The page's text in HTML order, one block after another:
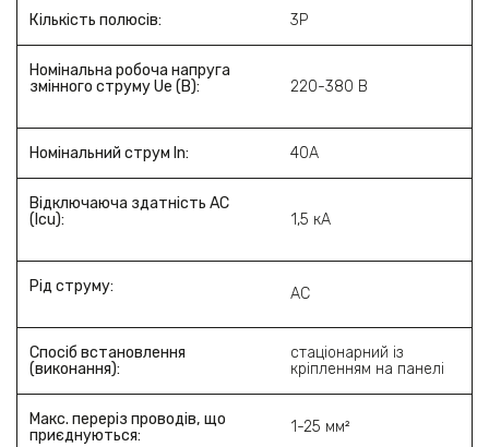
Кількість полюсів: 3P
Номінальна робоча напруга
змінного струму Ue (В):
220-380 В
Номінальний струм In: 40А
Відключаюча здатність АС
(Icu):
1,5 кА
Рід струму: AC
Спосіб встановлення
(виконання):
стаціонарний із
кріпленням на панелі
Макс. переріз проводів, що
приєднуються:
1-25 мм²